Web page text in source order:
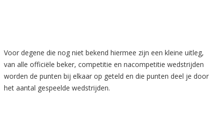
Voor degene die nog niet bekend hiermee zijn een kleine uitleg,
van alle officiële beker, competitie en nacompetitie wedstrijden
worden de punten bij elkaar op geteld en die punten deel je door
het aantal gespeelde wedstrijden.